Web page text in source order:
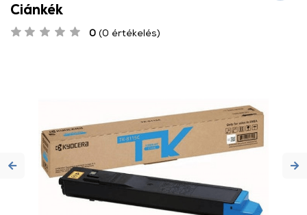
Ciánkék
0 (0 értékelés)
Previous